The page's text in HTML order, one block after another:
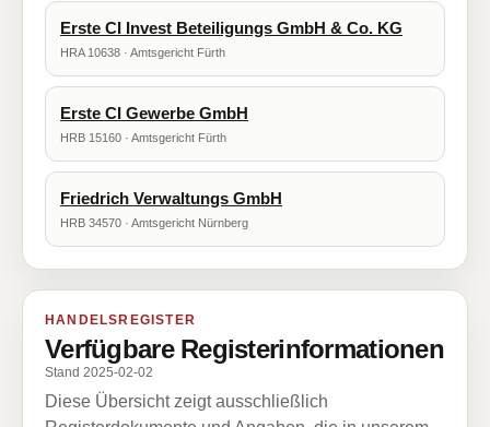
Erste CI Invest Beteiligungs GmbH & Co. KG
HRA 10638 · Amtsgericht Fürth
Erste CI Gewerbe GmbH
HRB 15160 · Amtsgericht Fürth
Friedrich Verwaltungs GmbH
HRB 34570 · Amtsgericht Nürnberg
HANDELSREGISTER
Verfügbare Registerinformationen
Stand 2025-02-02
Diese Übersicht zeigt ausschließlich